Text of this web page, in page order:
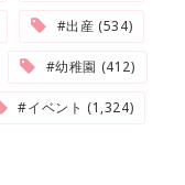
#出産 (534)
#幼稚園 (412)
#イベント (1,324)